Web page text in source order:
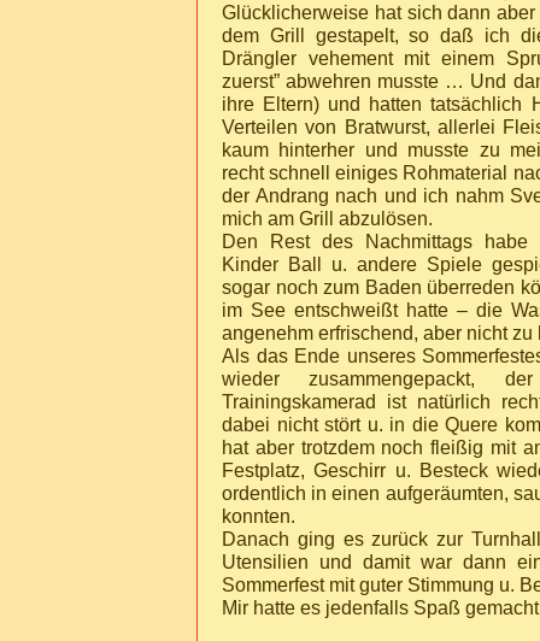
Glücklicherweise hat sich dann
dem Grill gestapelt, so daß ich
Drängler vehement mit einem
zuerst” abwehren musste … Und
ihre Eltern) und hatten tatsächlich
Verteilen von Bratwurst, allerlei
kaum hinterher und musste zu
recht schnell einiges Rohmaterial
der Andrang nach und ich nahm
mich am Grill abzulösen.
Den Rest des Nachmittags
Kinder Ball u. andere Spiele
sogar noch zum Baden überreden
im See entschweißt hatte – die
angenehm erfrischend, aber nicht
Als das Ende unseres
wieder zusammengepackt,
Trainingskamerad ist natürlich
dabei nicht stört u. in die Quere
hat aber trotzdem noch fleißig mit
Festplatz, Geschirr u. Besteck
ordentlich in einen aufgeräumten,
konnten.
Danach ging es zurück zur
Utensilien und damit war dann
Sommerfest mit guter Stimmung u.
Mir hatte es jedenfalls Spaß